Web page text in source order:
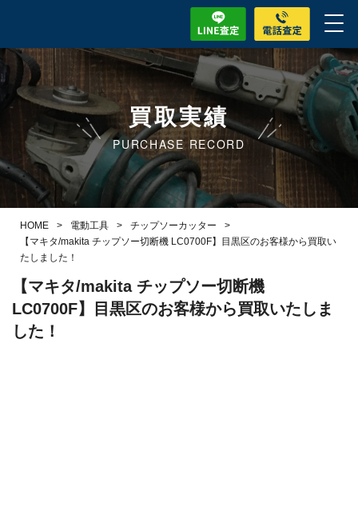
買取実績
PURCHASE RECORD
HOME > 電動工具 > チップソーカッター
>
【マキタ/makita チップソー切断機 LC0700F】目黒区のお客様から買取い
たしました！
【マキタ/makita チップソー切断機
LC0700F】目黒区のお客様から買取いたしま
した！